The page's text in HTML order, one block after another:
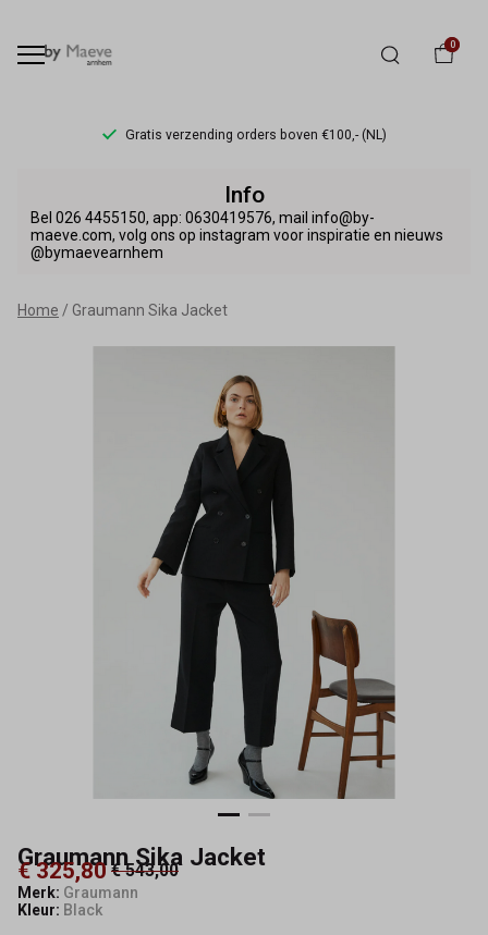
0
Gratis verzending orders boven €100,- (NL)
Sika
Jacket
Info
Bel 026 4455150, app: 0630419576, mail info@by-
maeve.com, volg ons op instagram voor inspiratie en nieuws
@bymaevearnhem
Home Graumann Sika Jacket
Graumann Sika Jacket
€ 325,80 € 543,00
Merk: Graumann
Kleur: Black